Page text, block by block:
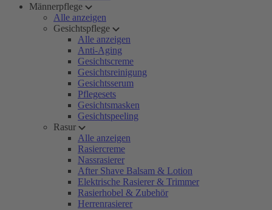
Männerpflege
Alle anzeigen
Gesichtspflege
Alle anzeigen
Anti-Aging
Gesichtscreme
Gesichtsreinigung
Gesichtsserum
Pflegesets
Gesichtsmasken
Gesichtspeeling
Rasur
Alle anzeigen
Rasiercreme
Nassrasierer
After Shave Balsam & Lotion
Elektrische Rasierer & Trimmer
Rasierhobel & Zubehör
Herrenrasierer